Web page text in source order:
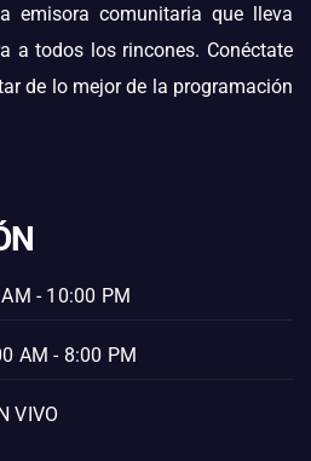
emisora comunitaria que lleva
a todos los rincones. Conéctate
de lo mejor de la programación
- 10:00 PM
AM - 8:00 PM
VIVO